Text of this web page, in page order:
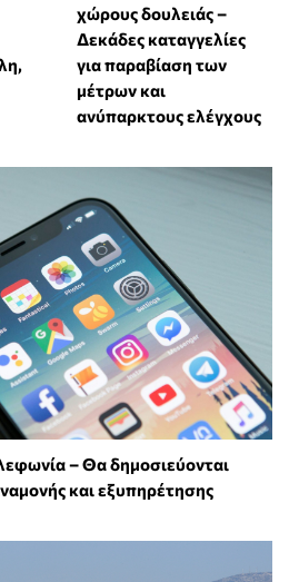
χώρους δουλειάς –
Δεκάδες καταγγελίες
για παραβίαση των
μέτρων και
ανύπαρκτους ελέγχους
– Θα δημοσιεύονται
και εξυπηρέτησης